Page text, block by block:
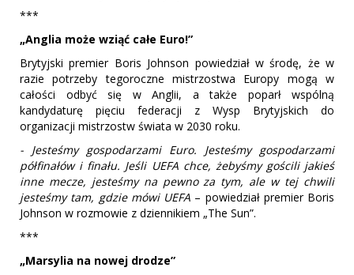
***
„Anglia może wziąć całe Euro!”
Brytyjski premier Boris Johnson powiedział w środę, że w
razie potrzeby tegoroczne mistrzostwa Europy mogą w
całości odbyć się w Anglii, a także poparł wspólną
kandydaturę pięciu federacji z Wysp Brytyjskich do
organizacji mistrzostw świata w 2030 roku.
- Jesteśmy gospodarzami Euro. Jesteśmy gospodarzami
półfinałów i finału. Jeśli UEFA chce, żebyśmy gościli jakieś
inne mecze, jesteśmy na pewno za tym, ale w tej chwili
jesteśmy tam, gdzie mówi UEFA – powiedział premier Boris
Johnson w rozmowie z dziennikiem „The Sun”.
***
„Marsylia na nowej drodze”